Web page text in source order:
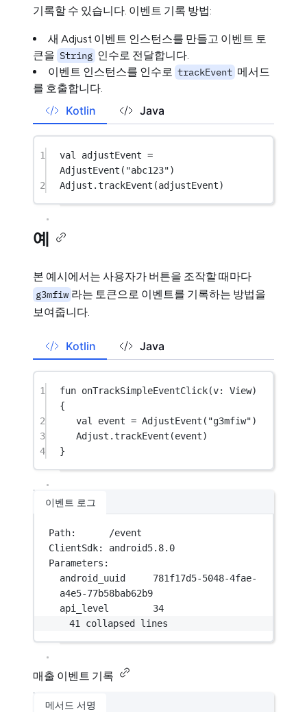
기록할 수 있습니다. 이벤트 기록 방법:
새 Adjust 이벤트 인스턴스를 만들고 이벤트 토
큰을 String 인수로 전달합니다.
이벤트 인스턴스를 인수로 trackEvent 메서드
를 호출합니다.
Kotlin Java
1 val adjustEvent =
AdjustEvent ( "abc123")
2
Adjust.trackEvent (adjustEvent)
예
본 예시에서는 사용자가 버튼을 조작할 때마다
g3mfiw 라는 토큰으로 이벤트를 기록하는 방법을
보여줍니다.
Kotlin Java
1 fun onTrackSimpleEventClick(v: View)
{
2
val event = AdjustEvent ( "g3mfiw")
3
Adjust.trackEvent (event)
4
}
이벤트 로그
Path:      /event
ClientSdk: android5.8.0
Parameters:
android_uuid     781f17d5-5048-4fae-
a4e5-77b58bab62b9
api_level        34
41 collapsed lines
매출 이벤트 기록
메서드 서명